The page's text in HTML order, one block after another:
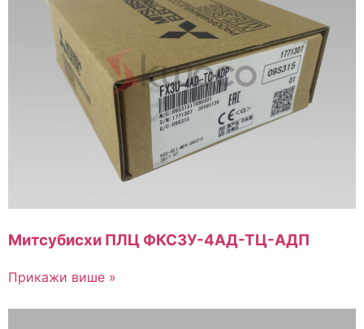
Митсубисхи ПЛЦ ФКС3У-4АД-ТЦ-АДП
Прикажи више »